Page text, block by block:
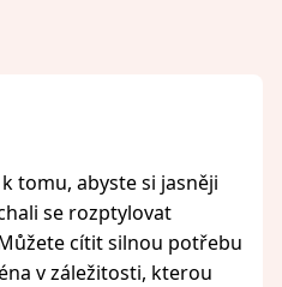
tomu, abyste si jasněji
se rozptylovat
cítit silnou potřebu
v záležitosti, kterou